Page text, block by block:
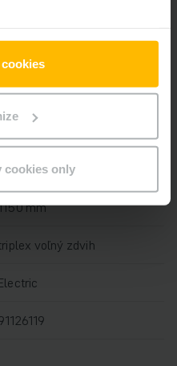
cookies only
mm
kg
mm
mm
voľný zdvih